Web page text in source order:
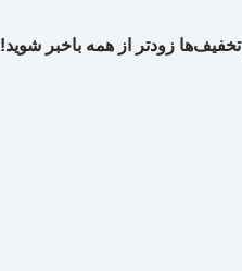
تخفیف‌ها زودتر از همه باخبر شوید!